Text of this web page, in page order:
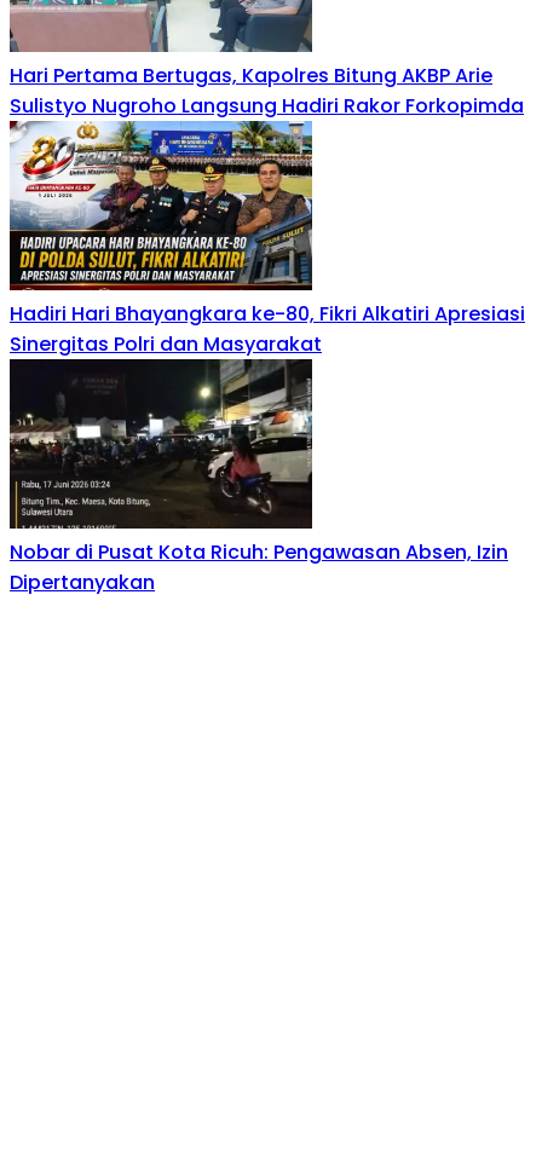
Hari Pertama Bertugas, Kapolres Bitung AKBP Arie
Sulistyo Nugroho Langsung Hadiri Rakor Forkopimda
Hadiri Hari Bhayangkara ke-80, Fikri Alkatiri Apresiasi
Sinergitas Polri dan Masyarakat
Nobar di Pusat Kota Ricuh: Pengawasan Absen, Izin
Dipertanyakan